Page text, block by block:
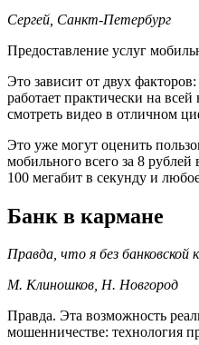
Сергей, Санкт-Петербург
Предоставление услуг
Это зависит от двух
работает практически на
смотреть видео в отличном
Это уже могут оценить
мобильного всего за 8
100 мегабит в секунду и
Банк в кармане
Правда, что я без
М. Клиношков, Н. Новгород
Правда. Эта возможность
мошенничестве: технология